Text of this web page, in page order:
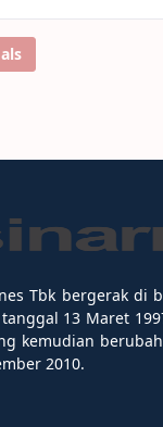
Tbk bergerak
13 Maret
kemudian
2010.